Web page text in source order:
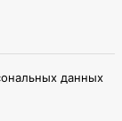
данных